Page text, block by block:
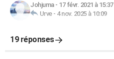
Johjuma- 17 févr. 2021 à 15:37
Urve- 4 nov. 2025 à 10:09
19 réponses